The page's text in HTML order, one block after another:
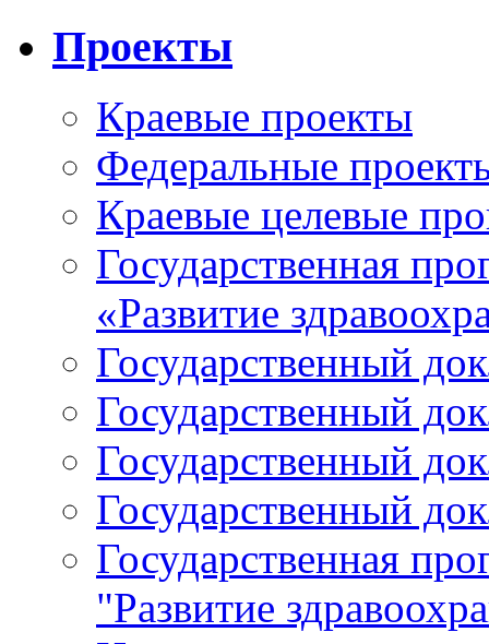
Проекты
Краевые проекты
Федеральные
Краевые целевые
Государственная
«Развитие
Государственный
Государственный
Государственный
Государственный
Государственная
"Развитие